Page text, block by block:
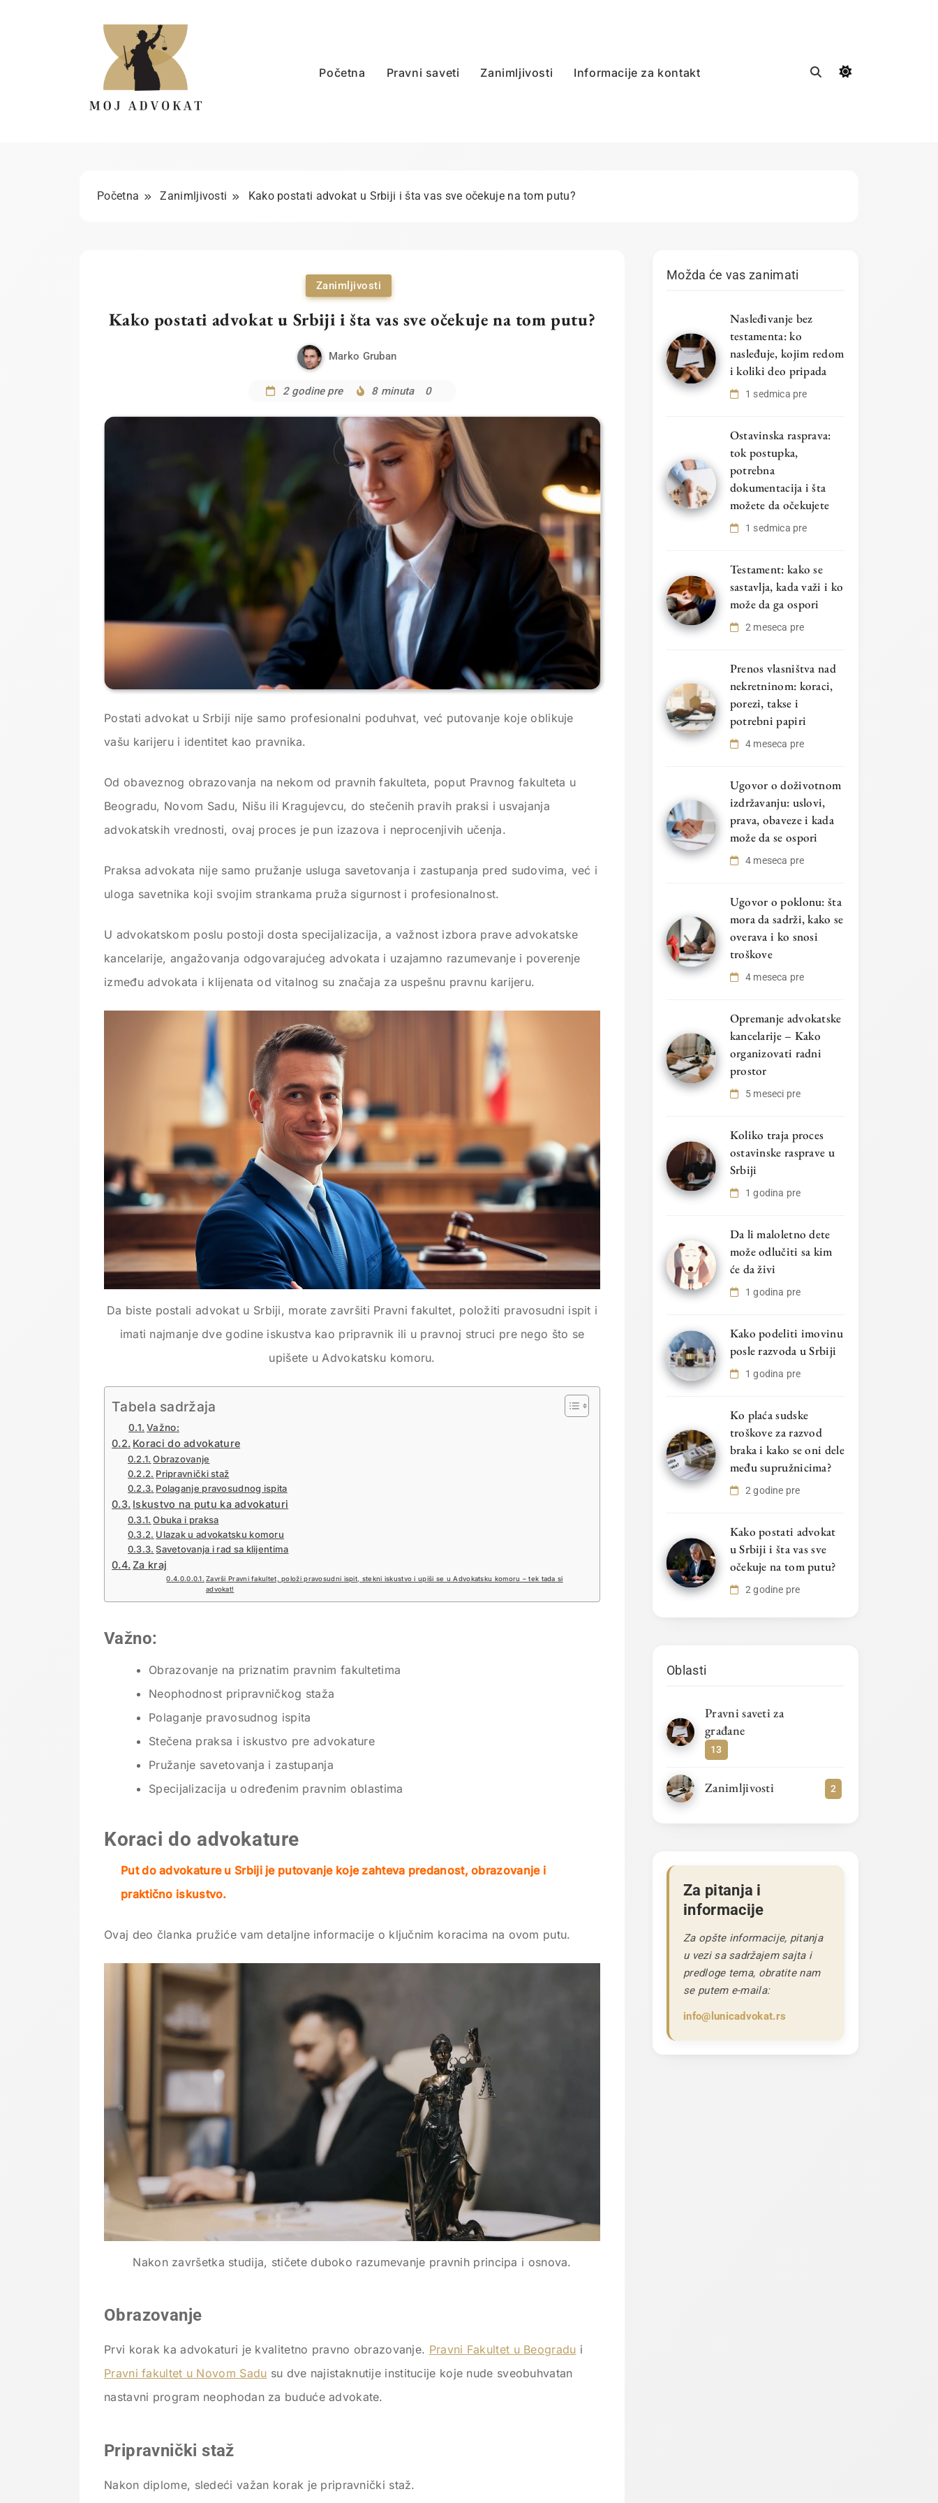
Početna Pravni saveti Zanimljivosti Informacije za kontakt
Početna Zanimljivosti Kako postati advokat u Srbiji i šta vas sve očekuje na tom putu?
Zanimljivosti
Kako postati advokat u Srbiji i šta vas sve očekuje na tom putu?
Marko Gruban
2 godine pre 8 minuta 0
Postati advokat u Srbiji nije samo profesionalni poduhvat, već putovanje koje oblikuje
vašu karijeru i identitet kao pravnika.
Od obaveznog obrazovanja na nekom od pravnih fakulteta, poput Pravnog fakulteta u
Beogradu, Novom Sadu, Nišu ili Kragujevcu, do stečenih pravih praksi i usvajanja
advokatskih vrednosti, ovaj proces je pun izazova i neprocenjivih učenja.
Praksa advokata nije samo pružanje usluga savetovanja i zastupanja pred sudovima, već i
uloga savetnika koji svojim strankama pruža sigurnost i profesionalnost.
U advokatskom poslu postoji dosta specijalizacija, a važnost izbora prave advokatske
kancelarije, angažovanja odgovarajućeg advokata i uzajamno razumevanje i poverenje
između advokata i klijenata od vitalnog su značaja za uspešnu pravnu karijeru.
Da biste postali advokat u Srbiji, morate završiti Pravni fakultet, položiti pravosudni ispit i
imati najmanje dve godine iskustva kao pripravnik ili u pravnoj struci pre nego što se
upišete u Advokatsku komoru.
Tabela sadržaja
Važno:
Koraci do advokature
Obrazovanje
Pripravnički staž
Polaganje pravosudnog ispita
Iskustvo na putu ka advokaturi
Obuka i praksa
Ulazak u advokatsku komoru
Savetovanja i rad sa klijentima
Za kraj
Završi Pravni fakultet, položi pravosudni ispit, stekni iskustvo i upiši se u Advokatsku komoru – tek tada si
advokat!
Važno:
Obrazovanje na priznatim pravnim fakultetima
Neophodnost pripravničkog staža
Polaganje pravosudnog ispita
Stečena praksa i iskustvo pre advokature
Pružanje savetovanja i zastupanja
Specijalizacija u određenim pravnim oblastima
Koraci do advokature
Put do advokature u Srbiji je putovanje koje zahteva predanost, obrazovanje i
praktično iskustvo.
Ovaj deo članka pružiće vam detaljne informacije o ključnim koracima na ovom putu.
Nakon završetka studija, stičete duboko razumevanje pravnih principa i osnova.
Obrazovanje
Prvi korak ka advokaturi je kvalitetno pravno obrazovanje. Pravni Fakultet u Beogradu i
Pravni fakultet u Novom Sadu su dve najistaknutije institucije koje nude sveobuhvatan
nastavni program neophodan za buduće advokate.
Pripravnički staž
Nakon diplome, sledeći važan korak je pripravnički staž.
Možda će vas zanimati
Nasleđivanje bez
testamenta: ko
nasleđuje, kojim redom
i koliki deo pripada
1 sedmica pre
Ostavinska rasprava:
tok postupka,
potrebna
dokumentacija i šta
možete da očekujete
1 sedmica pre
Testament: kako se
sastavlja, kada važi i ko
može da ga ospori
2 meseca pre
Prenos vlasništva nad
nekretninom: koraci,
porezi, takse i
potrebni papiri
4 meseca pre
Ugovor o doživotnom
izdržavanju: uslovi,
prava, obaveze i kada
može da se ospori
4 meseca pre
Ugovor o poklonu: šta
mora da sadrži, kako se
overava i ko snosi
troškove
4 meseca pre
Opremanje advokatske
kancelarije – Kako
organizovati radni
prostor
5 meseci pre
Koliko traja proces
ostavinske rasprave u
Srbiji
1 godina pre
Da li maloletno dete
može odlučiti sa kim
će da živi
1 godina pre
Kako podeliti imovinu
posle razvoda u Srbiji
1 godina pre
Ko plaća sudske
troškove za razvod
braka i kako se oni dele
među supružnicima?
2 godine pre
Kako postati advokat
u Srbiji i šta vas sve
očekuje na tom putu?
2 godine pre
Oblasti
Pravni saveti za
građane
13
Zanimljivosti 2
Za pitanja i
informacije
Za opšte informacije, pitanja
u vezi sa sadržajem sajta i
predloge tema, obratite nam
se putem e-maila:
info@lunicadvokat.rs